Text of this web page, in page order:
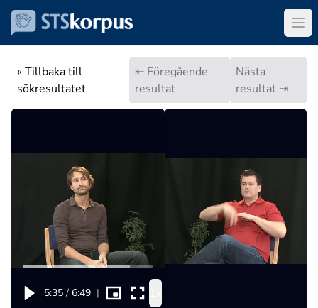
« Tillbaka till
sökresultatet
⇤ Föregående
resultat
Nästa
resultat ⇥
5:35 / 6:49 |